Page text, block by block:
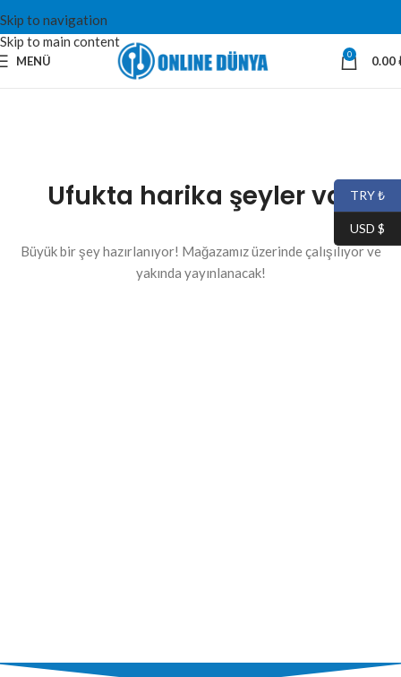
Skip to navigation
Skip to main content
MENÜ 0 0.00
Ufukta harika şeyler var
Büyük bir şey hazırlanıyor! Mağazamız üzerinde çalışılıyor ve
yakında yayınlanacak!
TRY ₺
USD $